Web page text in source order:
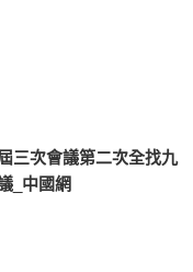
三次會議第二次全找九
_中國網